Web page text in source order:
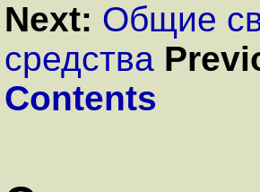
Next: Общие
средства
Contents